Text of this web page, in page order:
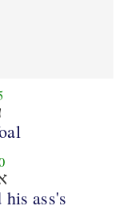
his ass's